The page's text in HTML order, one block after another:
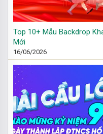
Top 10+ Mẫu Backdrop
Mới
16/06/2026